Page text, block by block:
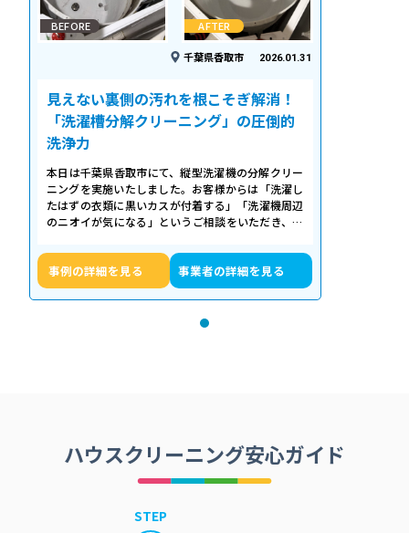
BEFORE AFTER
千葉県香取市 2026.01.31
見えない裏側の汚れを根こそぎ解消！
「洗濯槽分解クリーニング」の圧倒的
洗浄力
本日は千葉県香取市にて、縦型洗濯機の分解クリー
ニングを実施いたしました。お客様からは「洗濯し
たはずの衣類に黒いカスが付着する」「洗濯機周辺
のニオイが気になる」というご相談をいただき、内
事例の詳細を見る 事業者の詳細を見る
ハウスクリーニング安心ガイド
STEP